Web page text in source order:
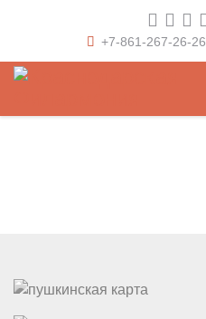
+7-861-267-26-26